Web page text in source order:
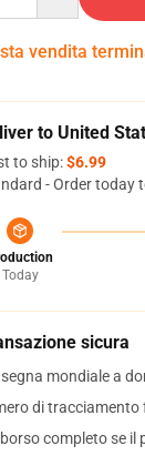
vendita
to United
to ship:$6.99
- Order today
Today
sicura
mondiale a
di
completo se il